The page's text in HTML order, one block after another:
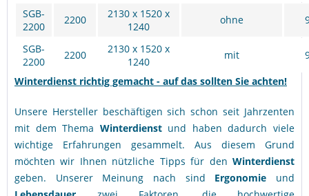
SGB-
2200
2200
2130 x 1520 x
1240
ohne
SGB-
2200
2200
2130 x 1520 x
1240
mit
Winterdienst richtig gemacht - auf das sollten Sie achten!
Unsere Hersteller beschäftigen sich schon seit Jahrzenten
mit dem Thema Winterdienstund haben dadurch viele
wichtige Erfahrungen gesammelt. Aus diesem Grund
möchten wir Ihnen nützliche Tipps für den Winterdienst
geben. Unserer Meinung nach sind Ergonomie und